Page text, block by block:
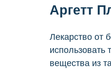
Аргетт
Лекарство от
использовать
вещества из